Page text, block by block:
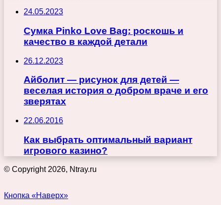
24.05.2023
Сумка Pinko Love Bag: роскошь и
качество в каждой детали
26.12.2023
Айболит — рисунок для детей —
веселая история о добром враче и его
зверятах
22.06.2016
Как выбрать оптимальный вариант
игрового казино?
© Copyright 2026, Ntray.ru
Кнопка «Наверх»